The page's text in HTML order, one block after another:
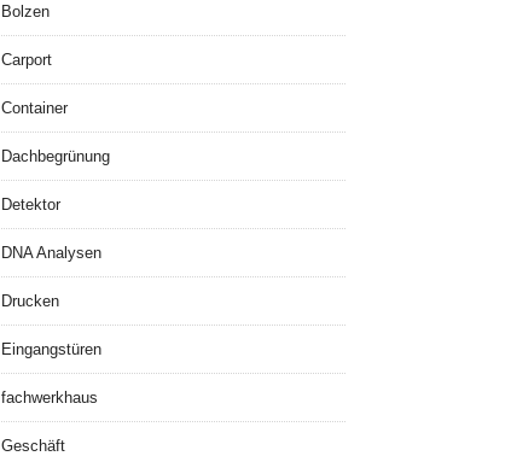
Bolzen
Carport
Container
Dachbegrünung
Detektor
DNA Analysen
Drucken
Eingangstüren
fachwerkhaus
Geschäft